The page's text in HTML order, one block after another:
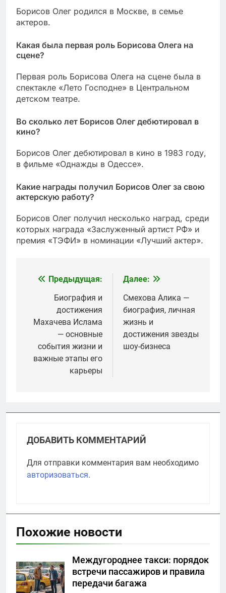
Борисов Олег родился в Москве, в семье
актеров.
Какая была первая роль Борисова Олега на
сцене?
Первая роль Борисова Олега на сцене была в
спектакле «Лето Господне» в Центральном
детском театре.
Во сколько лет Борисов Олег дебютировал в
кино?
Борисов Олег дебютировал в кино в 1983 году,
в фильме «Однажды в Одессе».
Какие награды получил Борисов Олег за свою
актерскую работу?
Борисов Олег получил несколько наград, среди
которых награда «Заслуженный артист РФ» и
премия «ТЭФИ» в номинации «Лучший актер».
Навигация
записям
Предыдущая:
Биография и
достижения
Махачева Ислама
— основные
события жизни и
важные этапы его
карьеры
Далее:
Смехова Алика —
биография, личная
жизнь и
достижения звезды
шоу-бизнеса
ДОБАВИТЬ КОММЕНТАРИЙ
Для отправки комментария вам необходимо
авторизоваться.
Похожие новости
Междугороднее такси: порядок
встречи пассажиров и правила
передачи багажа